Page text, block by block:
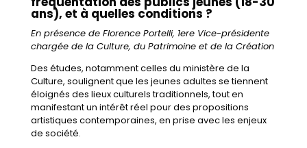
ans), et à quelles conditions ?
En présence de Florence Portelli, 1ere Vice-présidente
chargée de la Culture, du Patrimoine et de la Création
Des études, notamment celles du ministère de la
Culture, soulignent que les jeunes adultes se tiennent
éloignés des lieux culturels traditionnels, tout en
manifestant un intérêt réel pour des propositions
artistiques contemporaines, en prise avec les enjeux
de société.